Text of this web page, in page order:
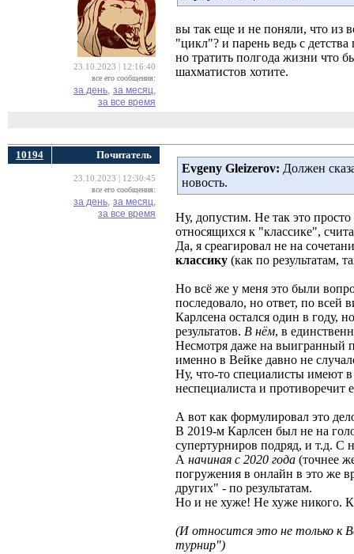
23.10.2023 | 12:16:40
все его сообщения:
за день, за месяц,
за все время
вы так еще и не поняли, что из
"цикл"? и парень ведь с
но тратить полгода жизни что
шахматистов хотите.
10194 Почитатель
23.10.2023 | 12:30:45
все его сообщения:
за день, за месяц,
за все время
Evgeny Gleizerov: Должен
новость.
Ну, допустим. Не так это
относящихся к "классике",
Да, я среагировал не на
классику (как по результатам,
Но всё же у меня это были
последовало, но ответ, по всей
Карлсена остался один в году,
результатов. В нём, в
Несмотря даже на выигранный
именно в Вейке давно не
Ну, что-то специалисты имеют
неспециалиста и противоречит
А вот как формулировал это
В 2019-м Карлсен был не на
супертурниров подряд, и т.д. С
А начиная с 2020 года (точнее
погружения в онлайн в это же
других" - по результатам.
Но и не хуже! Не хуже никого.
(И относится это не только к
турнир")